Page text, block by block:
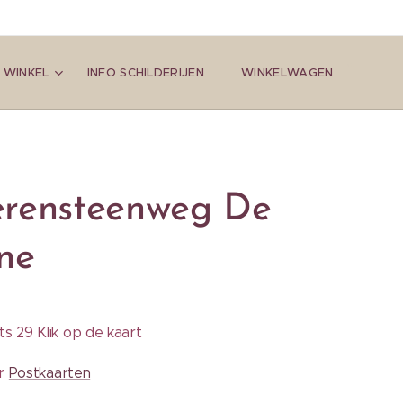
INFO SCHILDERIJEN WINKELWAGEN
De
29 Klik op de kaart
Postkaarten